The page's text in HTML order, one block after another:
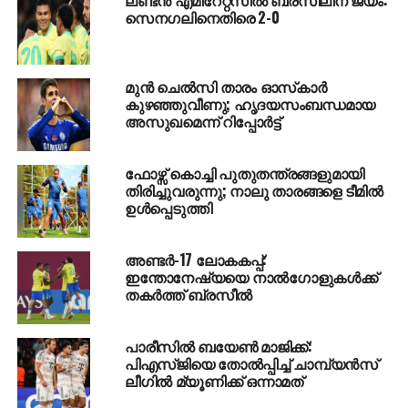
ആണ് ഗോളടിച്ചത്.
എട്ടാം മിനുട്ടില്‍ മധ്യനിര താരം എന്‍സോ
ഫെര്‍ണാണ്ടസ് ലീഡുയര്‍ത്തി. ഇത്തവണയും ബ്രസീല്‍
പ്രതിരോധത്തിന്റെ പിഴവാണ് ഗോളില്‍ കലാശിച്ചത്.
വലതുഭാഗത്തു നിന്നുള്ള പാസ് ക്ലിയര്‍
ചെയ്യുന്നതില്‍ ഡിഫന്റര്‍ക്ക് പിഴച്ചപ്പോള്‍
പന്തെത്തിയത് ഓടിക്കയറിയ എന്‍സോയുടെ
മുന്നിലേക്ക്. പന്ത് നിലത്തിറങ്ങും മുമ്പ് പോസ്റ്റിലേക്കയച്ച്
താരം രണ്ടാം ഗോളും നേടി.
26ാം മിനുട്ടില്‍ അര്‍ജന്റീന ഡിഫന്റര്‍ ക്രിസ്റ്റിയന്‍
റൊമേറോയുടെ കാലില്‍ നിന്ന് പന്ത് റാഞ്ചി മാത്യൂസ്
കുഞ്ഞ ഒരു ഗോള്‍ മടക്കിയത് ബ്രസീലിന്
പുത്തനുണര്‍വ് പകര്‍ന്നു. അതുവരെ വലിയ
നീക്കങ്ങള്‍ക്ക് നടത്താതിരുന്ന അവര്‍ ഉണര്‍ന്നു
കളിക്കാന്‍ തുടങ്ങി. എന്നാല്‍ പ്രതിരോധ മികവില്‍
അര്‍ജന്റീന എതിരാളികള്‍ക്ക് അവസരങ്ങള്‍
നല്‍കിയില്ല. 32ാം മിനുട്ടില്‍ എന്‍സോ ഫെര്‍ണാണ്ടസ്
സെനഗലിനെതിരെ 2-0
മുന്‍ ചെല്‍സി താരം ഓസ്‌കാര്‍
കുഴഞ്ഞുവീണു; ഹൃദയസംബന്ധമായ
അസുഖമെന്ന് റിപ്പോര്‍ട്ട്
ഫോഴ്സ് കൊച്ചി പുതുതന്ത്രങ്ങളുമായി
തിരിച്ചുവരുന്നു; നാലു താരങ്ങളെ ടീമില്‍
ഉള്‍പ്പെടുത്തി
അണ്ടര്‍-17 ലോകകപ്പ്:
ഇന്തോനേഷ്യയെ നാല്‍ഗോളുകള്‍ക്ക്
തകര്‍ത്ത് ബ്രസീല്‍
പാരീസില്‍ ബയേണ്‍ മാജിക്ക്:
പിഎസ്ജിയെ തോല്‍പ്പിച്ച് ചാമ്പ്യന്‍സ്
ലീഗില്‍ മ്യൂണിക്ക് ഒന്നാമത്